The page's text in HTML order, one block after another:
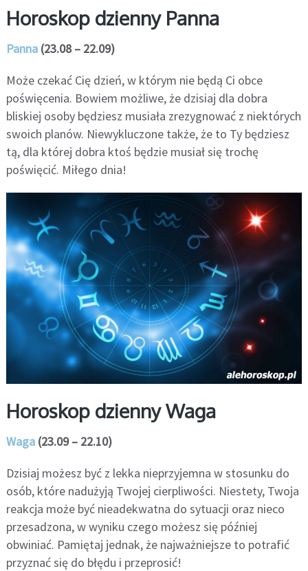
Horoskop dzienny Panna
Panna(23.08 – 22.09)
Może czekać Cię dzień, w którym nie będą Ci obce
poświęcenia. Bowiem możliwe, że dzisiaj dla dobra
bliskiej osoby będziesz musiała zrezygnować z niektórych
swoich planów. Niewykluczone także, że to Ty będziesz
tą, dla której dobra ktoś będzie musiał się trochę
poświęcić. Miłego dnia!
Horoskop dzienny Waga
Waga(23.09 – 22.10)
Dzisiaj możesz być z lekka nieprzyjemna w stosunku do
osób, które nadużyją Twojej cierpliwości. Niestety, Twoja
reakcja może być nieadekwatna do sytuacji oraz nieco
przesadzona, w wyniku czego możesz się później
obwiniać. Pamiętaj jednak, że najważniejsze to potrafić
przyznać się do błędu i przeprosić!